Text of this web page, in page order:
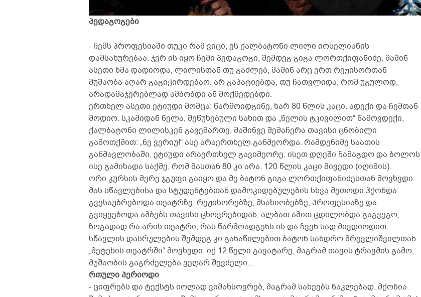
პედაგოგები
- ჩემს პროფესიაში თუკი რამ ვიცი, ეს ქალბატონი ლილი იოსელიანის
დამსახურებაა. ჯერ ის იყო ჩემი პედაგოგი, შემდეგ გიგა ლორთქიფანიძე. მაშინ
ასეთი ხმა დადიოდა, ლილისთან თუ გაძლებ, მაშინ არც ერთ რეჟისორთან
მუშაობა აღარ გაგიჭირდებაო. არ გაპატიებდა, თუ ჩათვლიდა, რომ უგულოდ,
არადამაჯერებლად ამბობდი ან მოქმედებდი.
ერთხელ ასეთი ეტიუდი მომცა: წარმოიდგინე, ხარ 80 წლის კაცი. ადექი და ჩემთან
მოდიო. სკამიდან ნელა, შეწუხებული სახით და „წელის ტკივილით“ წამოვდექი,
ქალბატონი ლილისკენ გავემართე. მაშინვე შემაჩერა თავისი ცნობილი
გამოთქმით: „ნე ვერიუ!“ ასე არაერთხელ განმეორდა. რამდენიმე საათის
განმავლობაში, ეტიუდი არაერთხელ გავიმეორე. ისეთ დღეში ჩამაგდო და ბოლოს
ისე გამიხადა საქმე, რომ მასთან 80 კი არა, 120 წლის კაცი მივედი (იღიმის).
ორი კურსის მერე ჯგუფი გაიყო და მე ბატონ გიგა ლორთქიფანიძესთან მოვხვდი.
მას სწავლებისა და სტუდენტებთან დამოკიდებულების სხვა მეთოდი ჰქონდა:
გვესაუბრებოდა თეატრზე, რეჟისორებზე, მსახიობებზე, პროფესიაზე და
გვიყვებოდა ამბებს თავისი ცხოვრებიდან, ალბათ ამით ცდილობდა გაგვეგო,
ზოგადად რა არის თეატრი, რას წარმოადგენს ის და ჩვენ სად მივდიოდით.
სწავლის დასრულების შემდეგ კი განაწილებით ბატონ სანდრო მრევლიშვილთან
„მეტეხის თეატრში“ მოვხვდი. იქ 12 წელი გავატარე, მაგრამ თავის ტრავმის გამო,
მუშაობის გაგრძელება ვეღარ შევძელი...
რთული პერიოდი
- ციფრებს და ტექსტს იოლად ვიმახსოვრებ, მაგრამ სახეებს ნაკლებად. მქონია